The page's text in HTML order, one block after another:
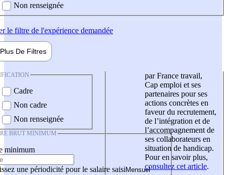
Non renseignée
le filtre de l'expérience demandée
Plus De Filtres
Cadre
Non cadre
Non renseignée
BRUT MINIMUM
minimum
une périodicité pour le salaire saisi
par France travail,
Cap emploi et ses
partenaires pour ses
actions concrètes en
faveur du recrutement,
de l’intégration et de
l’accompagnement de
ses collaborateurs en
situation de handicap.
Pour en savoir plus,
consultez cet article.